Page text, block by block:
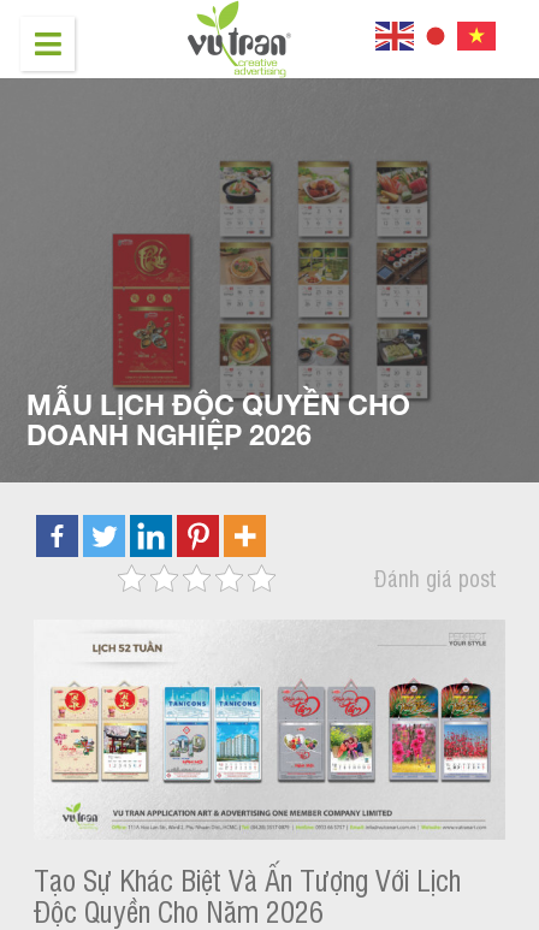
MẪU LỊCH ĐỘC QUYỀN CHO
DOANH NGHIỆP 2026
Đánh giá post
Tạo Sự Khác Biệt Và Ấn Tượng Với Lịch
Độc Quyền Cho Năm 2026